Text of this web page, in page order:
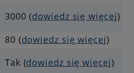
3000 (dowiedz się więcej)
80 (dowiedz się więcej)
Tak (dowiedz się więcej)